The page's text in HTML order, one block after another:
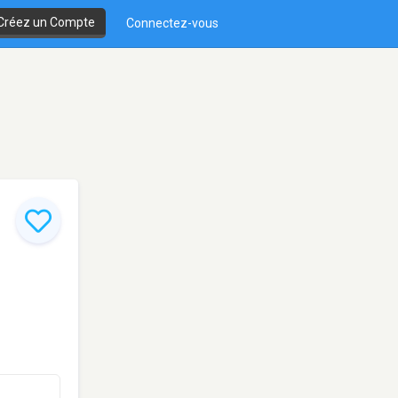
un Compte Connectez-vous